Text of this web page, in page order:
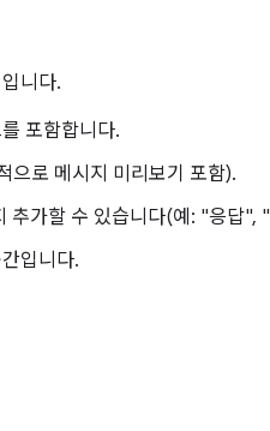
니다.
포함합니다.
으로 메시지 미리보기 포함).
추가할 수 있습니다(예: "응답",
입니다.